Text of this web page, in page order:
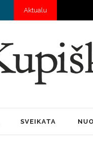
Aktualu TARTU
SVEIKATA